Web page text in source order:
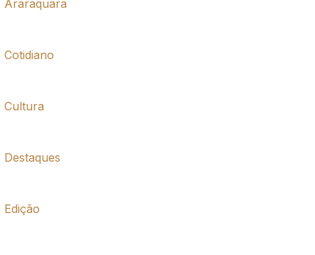
Araraquara
Cotidiano
Cultura
Destaques
Edição